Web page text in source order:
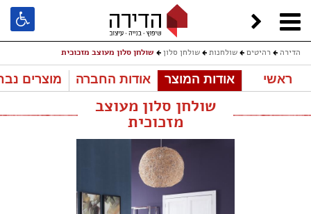
הדירה רהיטים שולחנות שולחן סלון שולחן סלון מעוצב מזכוכית
ראשי אודות המוצר אודות החברה מוצרים
שולחן סלון מעוצב
מזכוכית